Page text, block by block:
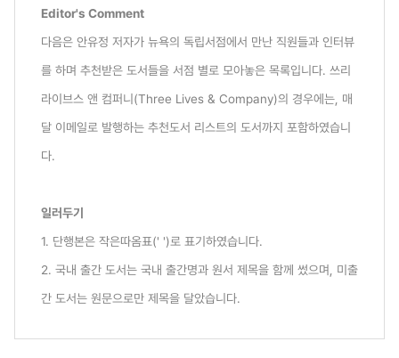
Editor's Comment
다음은 안유정 저자가 뉴욕의 독립서점에서 만난 직원들과 인터뷰
를 하며 추천받은 도서들을 서점 별로 모아놓은 목록입니다. 쓰리
라이브스 앤 컴퍼니(Three Lives & Company)의 경우에는, 매
달 이메일로 발행하는 추천도서 리스트의 도서까지 포함하였습니
다.
일러두기
1. 단행본은 작은따옴표(' ')로 표기하였습니다.
2. 국내 출간 도서는 국내 출간명과 원서 제목을 함께 썼으며, 미출
간 도서는 원문으로만 제목을 달았습니다.